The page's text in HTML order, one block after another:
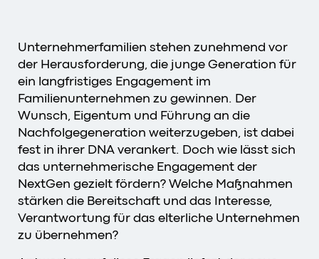
Unternehmerfamilien stehen zunehmend vor
der Herausforderung, die junge Generation für
ein langfristiges Engagement im
Familienunternehmen zu gewinnen. Der
Wunsch, Eigentum und Führung an die
Nachfolgegeneration weiterzugeben, ist dabei
fest in ihrer DNA verankert. Doch wie lässt sich
das unternehmerische Engagement der
NextGen gezielt fördern? Welche Maßnahmen
stärken die Bereitschaft und das Interesse,
Verantwortung für das elterliche Unternehmen
zu übernehmen?